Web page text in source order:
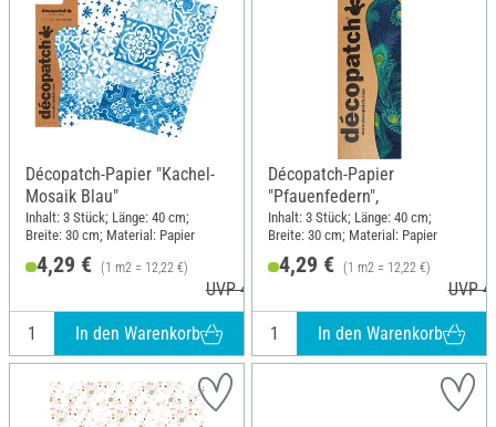
Décopatch-Papier "Kachel-
Mosaik Blau"
Inhalt: 3 Stück; Länge: 40 cm;
Breite: 30 cm; Material: Papier
4,29 € (1 m2 = 12,22 €)
UVP 4,60 €
In den Warenkorb
Décopatch-Papier
"Pfauenfedern",
Inhalt: 3 Stück; Länge: 40 cm;
Breite: 30 cm; Material: Papier
4,29 € (1 m2 = 12,22 €)
UVP
In den Warenkorb